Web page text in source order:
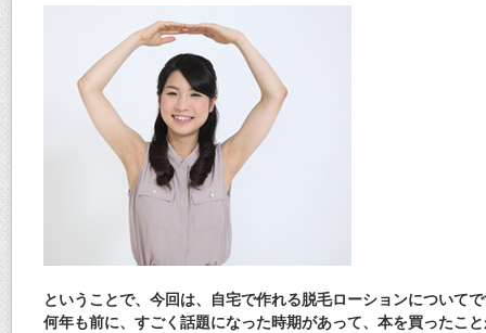
ということで、今回は、自宅で作れる脱毛ローションについて
何年も前に、すごく話題になった時期があって、本を買ったこ